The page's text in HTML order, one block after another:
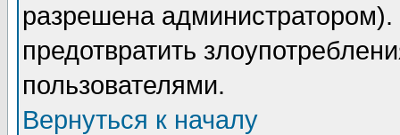
разрешена
предотвратить
пользователями.
Вернуться к началу